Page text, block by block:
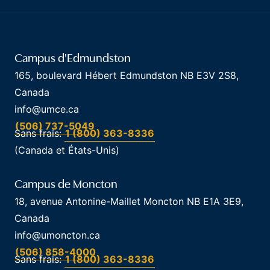
Campus d'Edmundston
165, boulevard Hébert Edmundston NB E3V 2S8,
Canada
info@umce.ca
(506) 737-5049
Sans frais: 1 (800) 363-8336
(Canada et États-Unis)
Campus de Moncton
18, avenue Antonine-Maillet Moncton NB E1A 3E9,
Canada
info@umoncton.ca
(506) 858-4000
Sans frais: 1 (800) 363-8336